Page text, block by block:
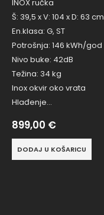
INOX ručka
Š: 39,5 x V: 104 x D: 63 cm
En.klasa: G, ST
Potrošnja: 146 kWh/god
Nivo buke: 42dB
Težina: 34 kg
Inox okvir oko vrata
Hlađenje…
899,00 €
DODAJ U KOŠARICU